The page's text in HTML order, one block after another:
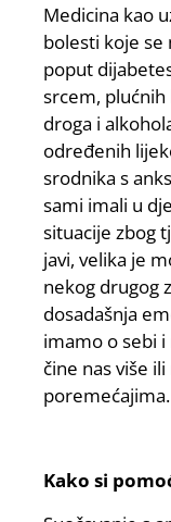
Medicina kao
bolesti koje se
poput
srcem, plućnih
droga i
određenih
srodnika s
sami imali u
situacije zbog
javi, velika je
nekog drugog
dosadašnja
imamo o sebi
čine nas više
poremećajima.
Kako si